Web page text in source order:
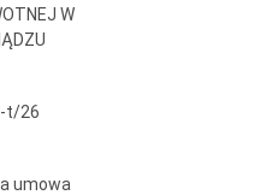
W
t/26
umowa